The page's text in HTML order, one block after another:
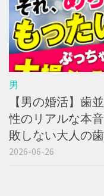
男
【男の婚活】歯
性のリアルな本
敗しない大人の
2026-06-26